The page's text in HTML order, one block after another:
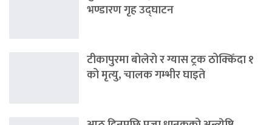
भण्डारण गृह उद्घाटन
टीकापुरमा बोलेरो र ग्यास ट्रक ठोक्किँदा १
को मृत्यु, चालक गम्भीर घाइते